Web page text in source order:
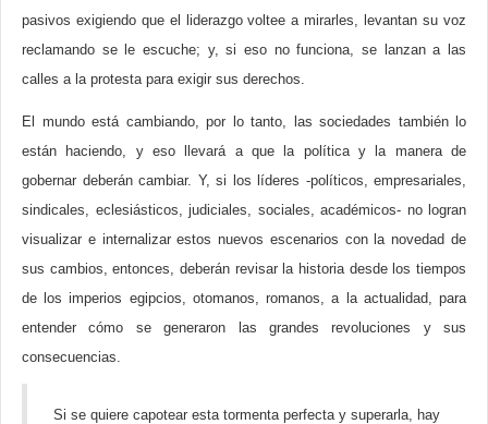
pasivos exigiendo que el liderazgo voltee a mirarles, levantan su voz
reclamando se le escuche; y, si eso no funciona, se lanzan a las
calles a la protesta para exigir sus derechos.
El mundo está cambiando, por lo tanto, las sociedades también lo
están haciendo, y eso llevará a que la política y la manera de
gobernar deberán cambiar. Y, si los líderes -políticos, empresariales,
sindicales, eclesiásticos, judiciales, sociales, académicos- no logran
visualizar e internalizar estos nuevos escenarios con la novedad de
sus cambios, entonces, deberán revisar la historia desde los tiempos
de los imperios egipcios, otomanos, romanos, a la actualidad, para
entender cómo se generaron las grandes revoluciones y sus
consecuencias.
Si se quiere capotear esta tormenta perfecta y superarla, hay